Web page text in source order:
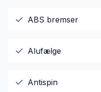
ABS bremser
Alufælge
Antispin